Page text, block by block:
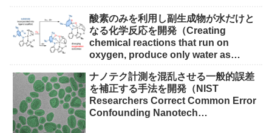
酸素のみを利用し副生成物が水だけと
なる化学反応を開発（Creating
chemical reactions that run on
oxygen, produce only water as
ナノテク計測を混乱させる一般的誤差
を補正する手法を開発（NIST
Researchers Correct Common Error
Confounding Nanotech